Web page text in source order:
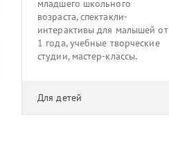
младшего школьного
возраста, спектакли-
интерактивы для малышей от
1 года, учебные творческие
студии, мастер-классы.
Для детей